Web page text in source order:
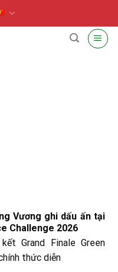
Vương ghi dấu ấn tại
Challenge 2026
Grand Finale Green
thức diễn